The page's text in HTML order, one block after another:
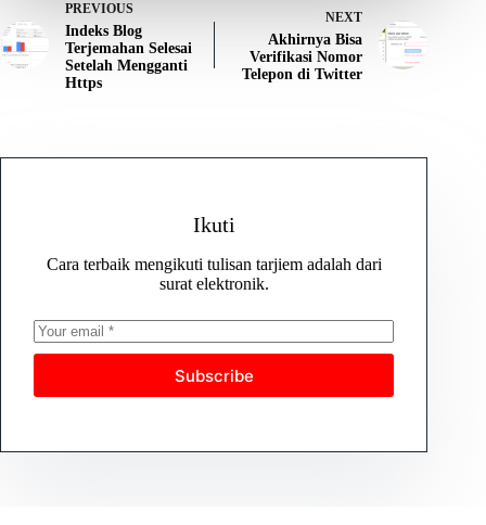
PREVIOUS
Indeks Blog
Terjemahan Selesai
Setelah Mengganti
Https
NEXT
Akhirnya Bisa
Verifikasi Nomor
Telepon di Twitter
Ikuti
Cara terbaik mengikuti tulisan tarjiem adalah dari
surat elektronik.
Subscribe